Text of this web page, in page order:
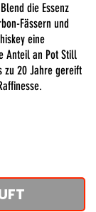
die Essenz
Fässern und
eine
Anteil an Pot Still
zu 20 Jahre gereift